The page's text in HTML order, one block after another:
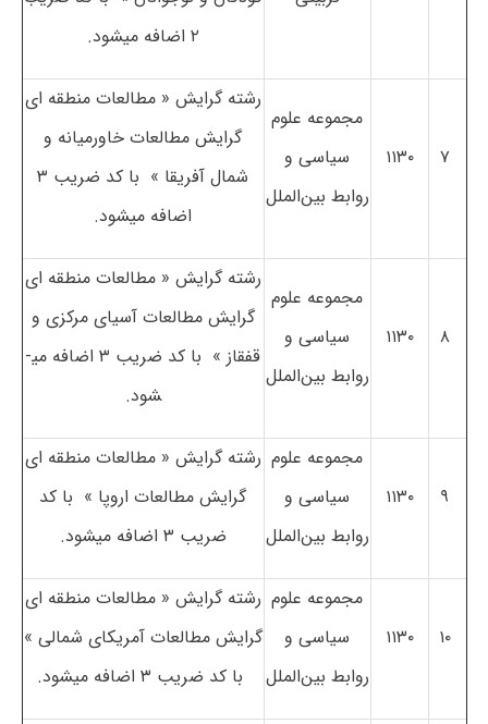
۲ اضافه می­شود.
۱۱۳۰
مجموعه علوم
سیاسی و
روابط بین‌الملل
رشته­ گرایش « مطالعات منطقه­ ای
گرایش مطالعات خاورمیانه و
شمال آفریقا » با کد ضریب ۳
اضافه می­شود.
۸ ۱۱۳۰
مجموعه علوم
سیاسی و
روابط بین‌الملل
رشته­ گرایش « مطالعات منطقه­ ای
گرایش مطالعات آسیای مرکزی و
قفقاز » با کد ضریب ۳ ­اضافه می­
شود.
۱۱۳۰
مجموعه علوم
سیاسی و
روابط بین‌الملل
رشته­ گرایش « مطالعات منطقه ­ای
گرایش مطالعات اروپا » با کد
ضریب ۳ اضافه می­شود.
۱۰ ۱۱۳۰
مجموعه علوم
سیاسی و
روابط بین‌الملل
رشته­ گرایش « مطالعات منطقه­ ای
گرایش مطالعات آمریکای شمالی »
با کد ضریب ۳ اضافه می­شود.